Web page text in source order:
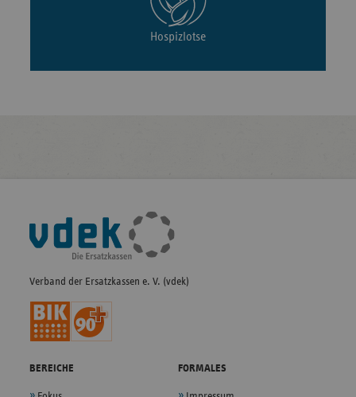
Hospizlotse
Fußleisten-
Navigation
Verband der Ersatzkassen e. V. (vdek)
BEREICHE FORMALES